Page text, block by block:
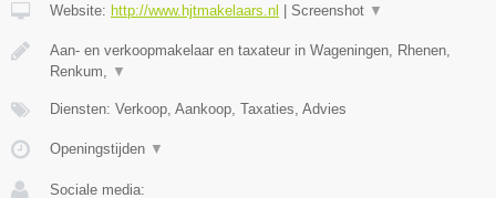
Website: http://www.hjtmakelaars.nl | Screenshot ▼
Aan- en verkoopmakelaar en taxateur in Wageningen, Rhenen,
Renkum,
▼
Diensten: Verkoop, Aankoop, Taxaties, Advies
Openingstijden ▼
Sociale media: